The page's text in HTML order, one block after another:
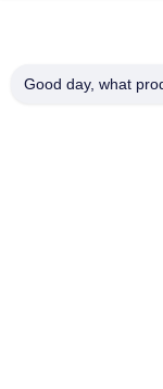
Good day, what